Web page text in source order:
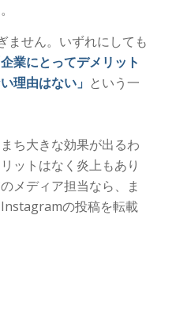
ません。いずれにしても
企業にとってデメリット
理由はない」 という一
ち大きな効果が出るわ
ットはなく炎上もあり
メディア担当なら、ま
の投稿を転載